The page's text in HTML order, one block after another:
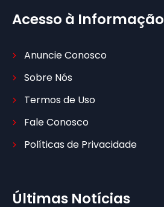
Acesso à Informação
Anuncie Conosco
Sobre Nós
Termos de Uso
Fale Conosco
Políticas de Privacidade
Últimas Notícias